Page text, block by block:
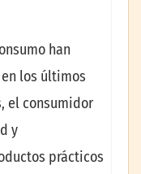
han
los últimos
el consumidor
y
prácticos